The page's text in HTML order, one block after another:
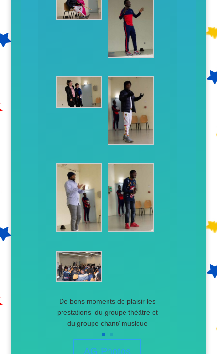
De bons moments de plaisir les
prestations du groupe théâtre et
du groupe chant/ musique
AG Photos